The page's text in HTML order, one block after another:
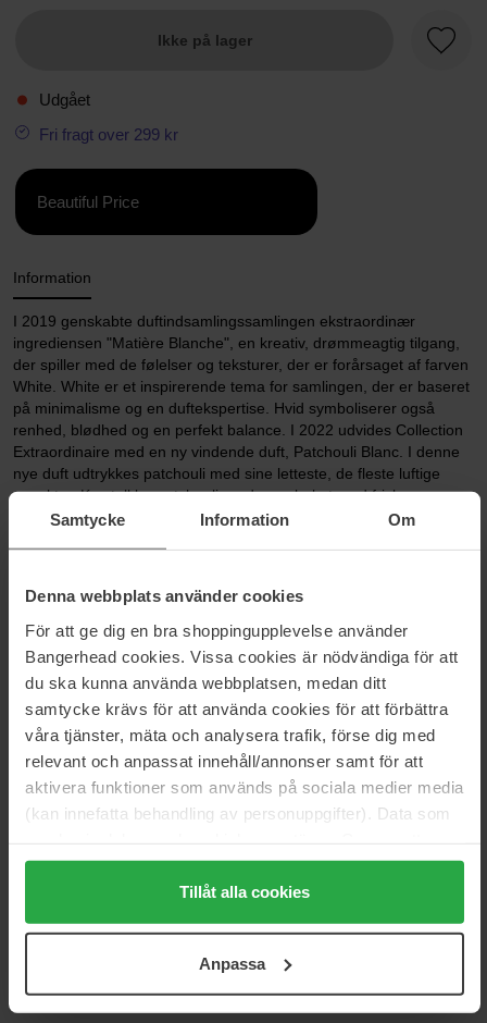
Samtycke Information Om
Denna webbplats använder cookies
För att ge dig en bra shoppingupplevelse använder
Bangerhead cookies. Vissa cookies är nödvändiga för att
du ska kunna använda webbplatsen, medan ditt
samtycke krävs för att använda cookies för att förbättra
våra tjänster, mäta och analysera trafik, förse dig med
relevant och anpassat innehåll/annonser samt för att
aktivera funktioner som används på sociala medier media
(kan innefatta behandling av personuppgifter). Data som
trycka på "Tillåt alla cookies" accepterar du alla cookies,
medan du under "Detaljer" kan anpassa användningen av
cookies. Du kan när som helst återkalla ditt samtycke.
Tillåt alla cookies
Anpassa
Ikke på lager
Udgået
Fri fragt over 299 kr
Beautiful Price
Information
I 2019 genskabte duftindsamlingssamlingen ekstraordinær
ingrediensen "Matière Blanche", en kreativ, drømmeagtig tilgang,
der spiller med de følelser og teksturer, der er forårsaget af farven
White. White er et inspirerende tema for samlingen, der er baseret
på minimalisme og en duftekspertise. Hvid symboliserer også
renhed, blødhed og en perfekt balance. I 2022 udvides Collection
Extraordinaire med en ny vindende duft, Patchouli Blanc. I denne
nye duft udtrykkes patchouli med sine letteste, de fleste luftige
aspekter. Krystalklar patchouli møder en buket med friske roser,
der er oplyst af krydret noter fra Rosé Pepper. Kontant mir -træ i
Størrelse: 75 ml
Varenummer: 102475
Kategorier:
Hjem
Parfume
Dameparfume
Collection Extraordinaire Patchouli Blanc
Spørgsmål og svar (0)
5